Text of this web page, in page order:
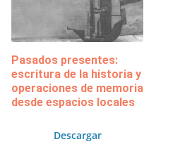
Pasados presentes:
escritura de la historia y
operaciones de memoria
desde espacios locales
Descargar